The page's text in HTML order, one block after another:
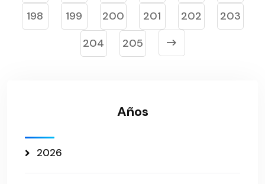
198
199 200 201 202
203
204
205
Años
2026